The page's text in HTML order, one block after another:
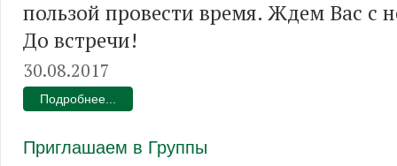
пользой провести время. Ждем Вас с
До встречи!
30.08.2017
Подробнее...
Приглашаем в Группы